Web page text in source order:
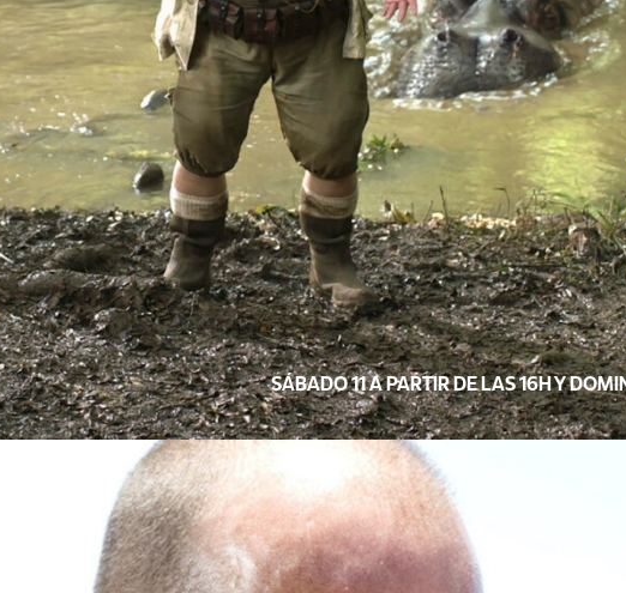
SÁBADO 11 A PARTIR DE LAS 16H Y